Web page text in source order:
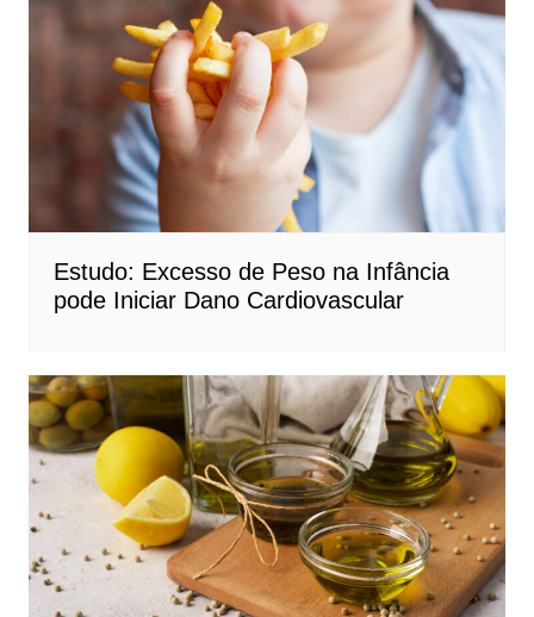
Estudo: Excesso de Peso na Infância
pode Iniciar Dano Cardiovascular